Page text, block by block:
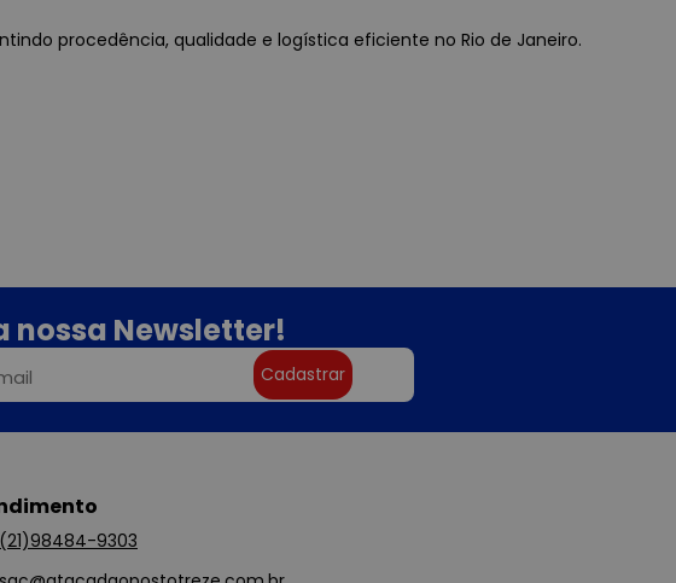
procedência, qualidade e logística eficiente no Rio de Janeiro.
nossa Newsletter!
Cadastrar
(21)98484-9303